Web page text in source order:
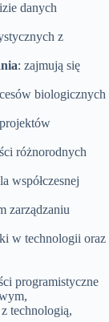
danych
z
: zajmują się
biologicznych
różnorodnych
współczesnej
zarządzaniu
w technologii oraz
programistyczne
technologią,